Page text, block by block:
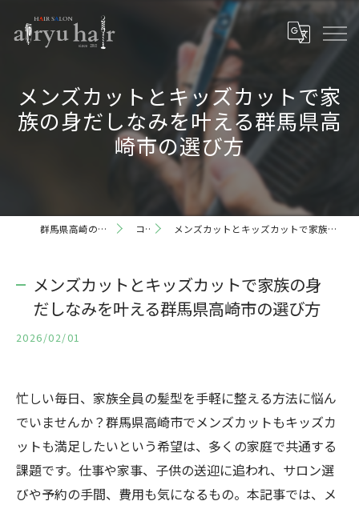
メンズカットとキッズカットで家
族の身だしなみを叶える群馬県高
崎市の選び方
群馬県高崎の理容室ならairyu hair コラム メンズカットとキッズカットで家族の身だしなみを叶える群馬県高崎市の選び方
メンズカットとキッズカットで家族の身
だしなみを叶える群馬県高崎市の選び方
2026/02/01
忙しい毎日、家族全員の髪型を手軽に整える方法に悩ん
でいませんか？群馬県高崎市でメンズカットもキッズカ
ットも満足したいという希望は、多くの家庭で共通する
課題です。仕事や家事、子供の送迎に追われ、サロン選
びや予約の手間、費用も気になるもの。本記事では、メ